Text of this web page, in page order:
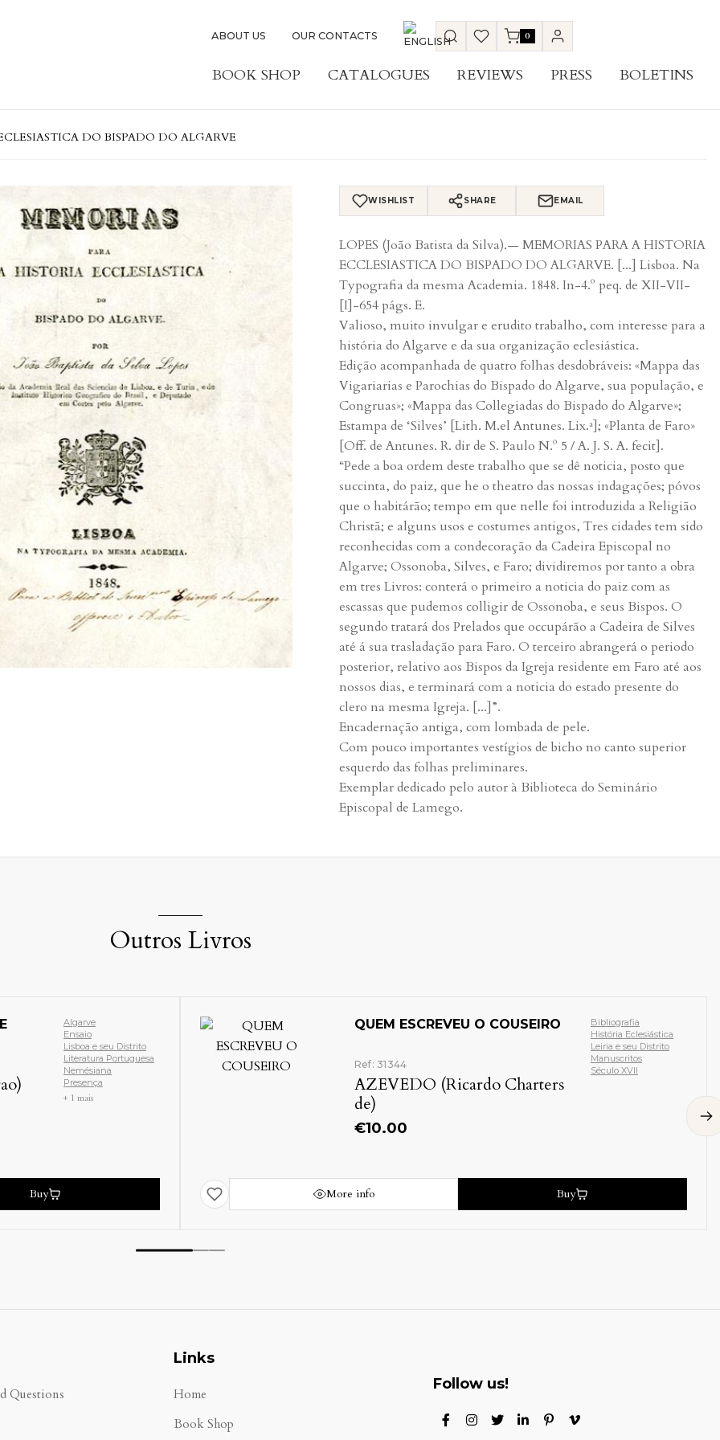
ABOUT US OUR CONTACTS 0
BOOK SHOP CATALOGUES REVIEWS PRESS BOLETINS
DO BISPADO DO ALGARVE
WISHLIST SHARE EMAIL
LOPES (João Batista da Silva).— MEMORIAS PARA A HISTORIA
ECCLESIASTICA DO BISPADO DO ALGARVE. [...] Lisboa. Na
Typografia da mesma Academia. 1848. In-4.º peq. de XII-VII-
[I]-654 págs. E.
Valioso, muito invulgar e erudito trabalho, com interesse para a
história do Algarve e da sua organização eclesiástica.
Edição acompanhada de quatro folhas desdobráveis: «Mappa das
Vigariarias e Parochias do Bispado do Algarve, sua população, e
Congruas»; «Mappa das Collegiadas do Bispado do Algarve»;
Estampa de ‘Silves’ [Lith. M.el Antunes. Lix.ª]; «Planta de Faro»
[Off. de Antunes. R. dir de S. Paulo N.º 5 / A. J. S. A. fecit].
“Pede a boa ordem deste trabalho que se dê noticia, posto que
succinta, do paiz, que he o theatro das nossas indagações; póvos
que o habitárão; tempo em que nelle foi introduzida a Religião
Christã; e alguns usos e costumes antigos, Tres cidades tem sido
reconhecidas com a condecoração da Cadeira Episcopal no
Algarve; Ossonoba, Silves, e Faro; dividiremos por tanto a obra
em tres Livros: conterá o primeiro a noticia do paiz com as
escassas que pudemos colligir de Ossonoba, e seus Bispos. O
segundo tratará dos Prelados que occupárão a Cadeira de Silves
até á sua trasladação para Faro. O terceiro abrangerá o periodo
posterior, relativo aos Bispos da Igreja residente em Faro até aos
nossos dias, e terminará com a noticia do estado presente do
clero na mesma Igreja. [...]”.
Encadernação antiga, com lombada de pele.
Com pouco importantes vestígios de bicho no canto superior
esquerdo das folhas preliminares.
Exemplar dedicado pelo autor à Biblioteca do Seminário
Episcopal de Lamego.
Outros Livros
O COUSEIRO
Charters
Leiria e seu Distrito
Manuscritos
ALGARVE
PINTO (Julio Lourenço)
Monografia
Questions
Links
Home
Book Shop
Follow us!